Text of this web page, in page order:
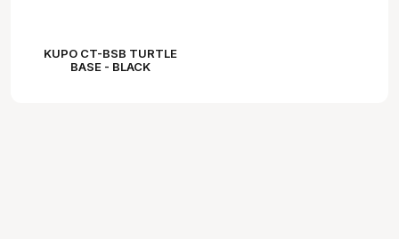
KUPO CT-BSB TURTLE
BASE - BLACK